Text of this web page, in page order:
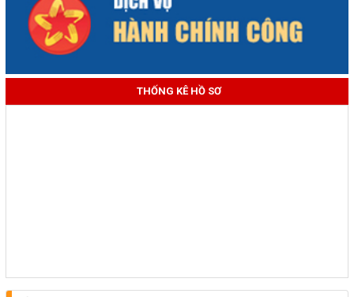
THỐNG KÊ HỒ SƠ